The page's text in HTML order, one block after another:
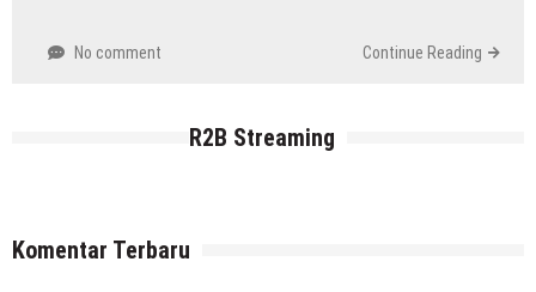
No comment Continue Reading
R2B Streaming
Komentar Terbaru